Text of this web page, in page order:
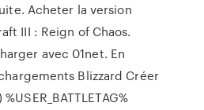
Acheter la version
III : Reign of Chaos.
avec 01net. En
Blizzard Créer